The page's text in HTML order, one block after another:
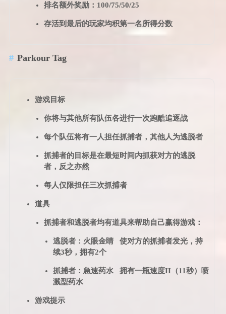
排名额外奖励：100/75/50/25
存活到最后的玩家均积第一名所得分数
Parkour Tag
游戏目标
你将与其他所有队伍各进行一次跑酷追逐战
每个队伍将有一人担任抓捕者，其他人为逃脱者
抓捕者的目标是在最短时间内抓获对方的逃脱
者，反之亦然
每人仅限担任三次抓捕者
道具
抓捕者和逃脱者均有道具来帮助自己赢得游戏：
逃脱者：火眼金睛 使对方的抓捕者发光，持
续3秒，拥有2个
抓捕者：急速药水 拥有一瓶速度II（11秒）喷
溅型药水
游戏提示